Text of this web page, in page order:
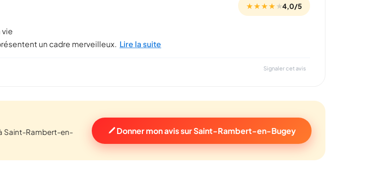
★ ★ ★ ★★4,0/5
vie
un cadre merveilleux. Lire la suite
Signaler cet avis
Saint-Rambert-en-
Donner mon avis sur Saint-Rambert-en-Bugey